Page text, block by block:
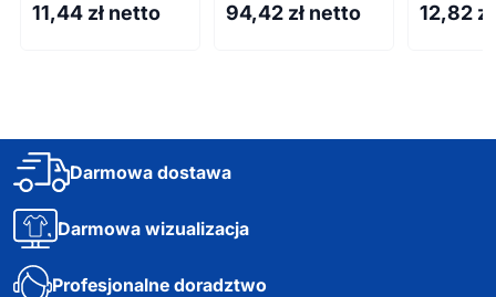
11,44 zł netto 94,42 zł netto 12,82
Darmowa dostawa
Darmowa wizualizacja
Profesjonalne doradztwo